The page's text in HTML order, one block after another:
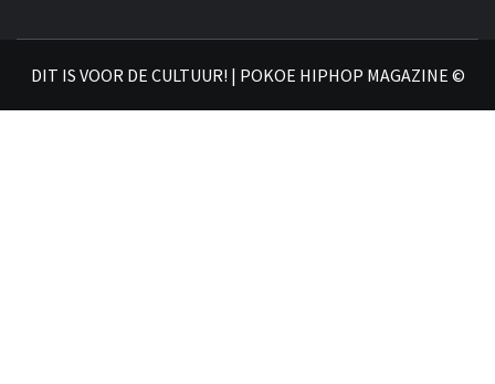
DIT IS VOOR DE CULTUUR! | POKOE HIPHOP MAGAZINE ©